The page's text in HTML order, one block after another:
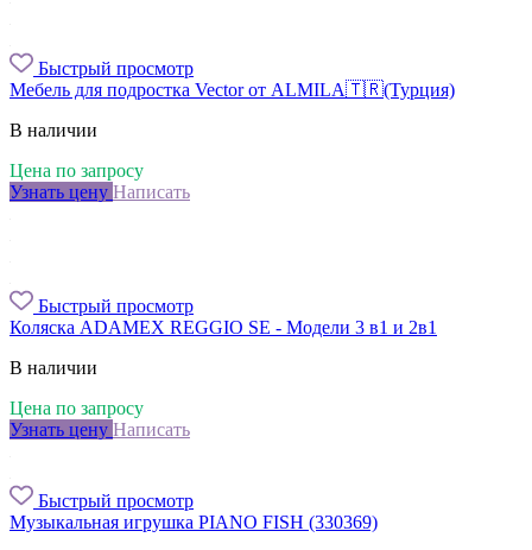
Быстрый просмотр
Мебель для подростка Vector от ALMILA🇹🇷(Турция)
В наличии
Цена по запросу
Узнать цену Написать
Быстрый просмотр
Коляска ADAMEX REGGIO SE - Модели 3 в1 и 2в1
В наличии
Цена по запросу
Узнать цену Написать
Быстрый просмотр
Музыкальная игрушка PIANO FISH (330369)